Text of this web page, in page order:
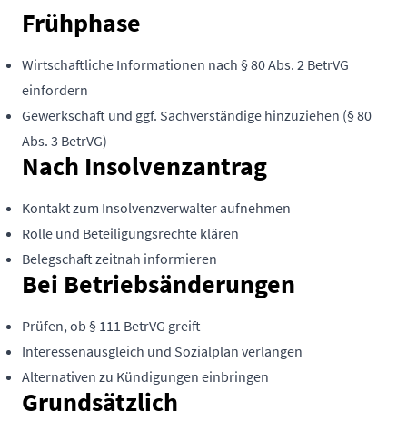
Frühphase
Wirtschaftliche Informationen nach § 80 Abs. 2 BetrVG
einfordern
Gewerkschaft und ggf. Sachverständige hinzuziehen (§ 80
Abs. 3 BetrVG)
Nach Insolvenzantrag
Kontakt zum Insolvenzverwalter aufnehmen
Rolle und Beteiligungsrechte klären
Belegschaft zeitnah informieren
Bei Betriebsänderungen
Prüfen, ob § 111 BetrVG greift
Interessenausgleich und Sozialplan verlangen
Alternativen zu Kündigungen einbringen
Grundsätzlich